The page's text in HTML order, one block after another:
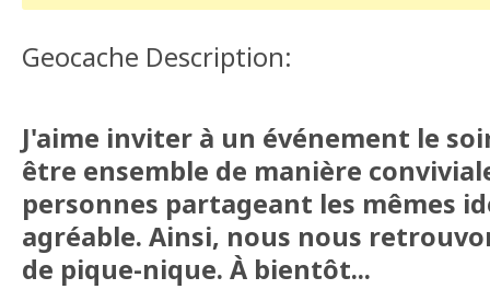
Geocache Description:
J'aime inviter à un événement le
être ensemble de manière
personnes partageant les mêmes
agréable. Ainsi, nous nous
de pique-nique. À bientôt...